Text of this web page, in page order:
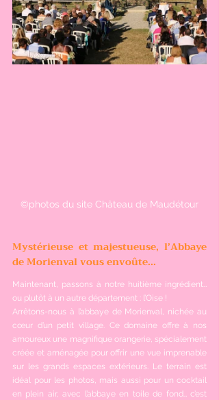
©photos du site Château de Maudétour
Mystérieuse et majestueuse, l’Abbaye
de Morienval vous envoûte...
Maintenant, passons à notre huitième ingrédient…
ou plutôt à un autre département : l’Oise !
Arrêtons-nous à l’abbaye de Morienval, nichée au
cœur d’un petit village. Ce domaine offre à nos
amoureux une magnifique orangerie, spécialement
créée et aménagée pour offrir une vue imprenable
sur les grands espaces extérieurs. Le terrain est
idéal pour les photos, mais aussi pour un cocktail
en plein air, avec l’abbaye en toile de fond… c’est